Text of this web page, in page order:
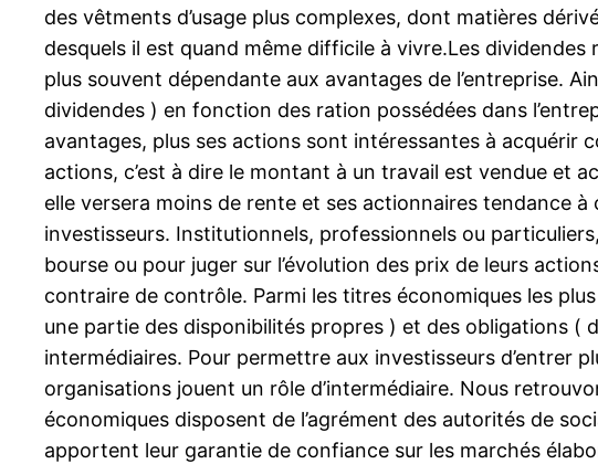
des vêtments d’usage plus complexes, dont matières
desquels il est quand même difficile à vivre.Les
plus souvent dépendante aux avantages de l’entreprise.
dividendes ) en fonction des ration possédées dans
avantages, plus ses actions sont intéressantes à acquérir
actions, c’est à dire le montant à un travail est vendue et
elle versera moins de rente et ses actionnaires tendance
investisseurs. Institutionnels, professionnels ou
bourse ou pour juger sur l’évolution des prix de leurs
contraire de contrôle. Parmi les titres économiques les
une partie des disponibilités propres ) et des obligations (
intermédiaires. Pour permettre aux investisseurs d’entrer
organisations jouent un rôle d’intermédiaire. Nous
économiques disposent de l’agrément des autorités de
apportent leur garantie de confiance sur les marchés